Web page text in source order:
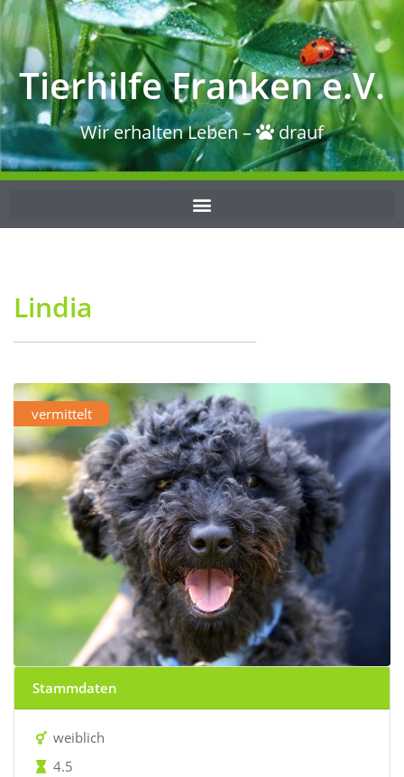
Tierhilfe Franken e.V.
Wir erhalten Leben – drauf
Lindia
vermittelt
Stammdaten
weiblich
4.5